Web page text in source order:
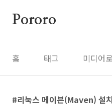
Pororo
홈 태그 미디어
리눅스 메이븐(Maven) 설치